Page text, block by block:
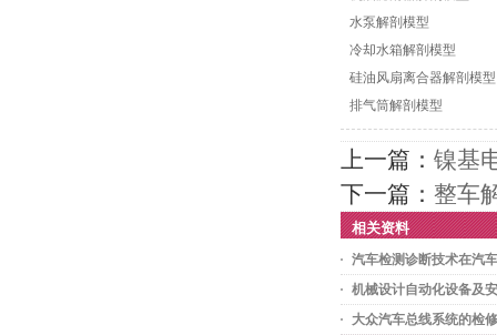
水泵解剖模型
冷却水箱解剖模型
硅油风扇离合器解剖模型
排气筒解剖模型
上一篇：镍基
下一篇：整车
相关资料
汽车检测诊断技术在汽
机械设计自动化设备及
大众汽车总线系统的检